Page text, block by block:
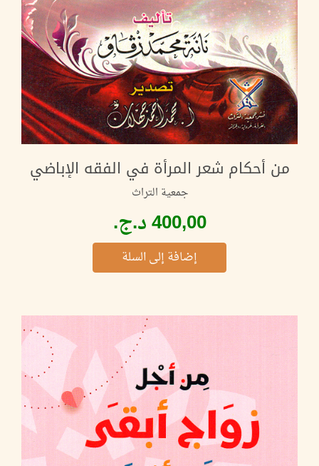
من أحكام شعر المرأة في الفقه الإباضي
جمعية التراث
‏400,00 د.ج.‏
إضافة إلى السلة